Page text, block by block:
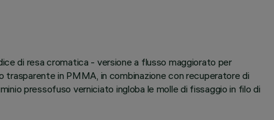
di resa cromatica - versione a flusso maggiorato per
in PMMA, in combinazione con recuperatore di
pressofuso verniciato ingloba le molle di fissaggio in filo di